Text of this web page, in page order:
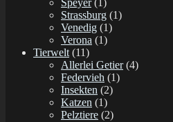
Speyer(1)
Strassburg (1)
Venedig (1)
Verona (1)
Tierwelt(11)
Allerlei Getier(4)
Federvieh (1)
Insekten (2)
Katzen (1)
Pelztiere (2)